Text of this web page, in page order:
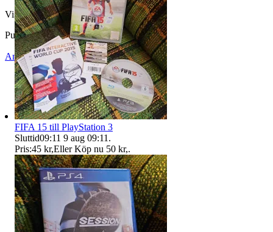
Visningar 69
Publicerad 16 jul 08:48
Anmäl Sälj liknande
FIFA 15 till PlayStation 3
Sluttid09:11 9 aug 09:11 .
Pris:45 kr,Eller Köp nu 50 kr,.